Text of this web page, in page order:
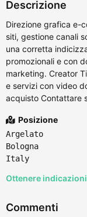
Descrizione
Direzione grafica e-
siti, gestione canali
una corretta
promozionali e con
marketing. Creator
e servizi con video
acquisto Contattare
Posizione
Argelato
Bologna
Italy
Ottenere
Commenti